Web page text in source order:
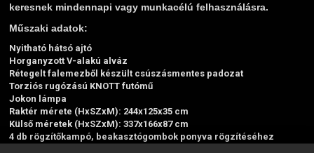
keresnek mindennapi vagy munkacélú felhasználásra.
Műszaki adatok:
Nyitható hátsó ajtó
Horganyzott V-alakú alváz
Rétegelt falemezből készült csúszásmentes padozat
Torziós rugózású KNOTT futómű
Jokon lámpa
Raktér mérete (HxSZxM): 244x125x35 cm
Külső méretek (HxSZxM): 337x166x87 cm
4 db rögzítőkampó, beakasztógombok ponyva rögzítéséhez